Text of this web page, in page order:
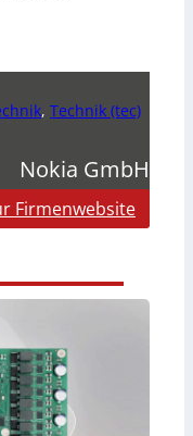
, Technik (tec)
Nokia GmbH
Firmenwebsite